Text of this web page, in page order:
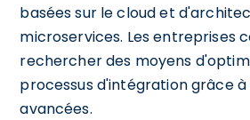
basées sur le cloud et
microservices. Les entreprises
rechercher des moyens
processus d'intégration grâce
avancées.